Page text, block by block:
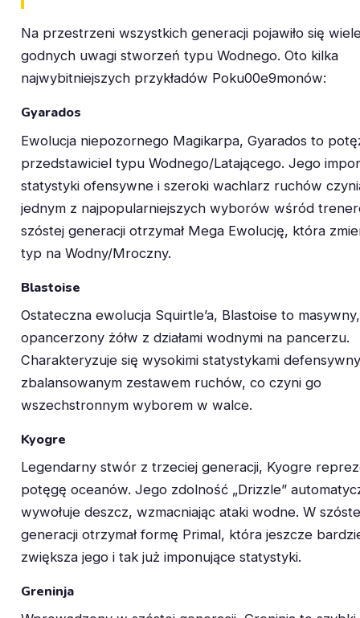
Na przestrzeni wszystkich generacji pojawiło się
godnych uwagi stworzeń typu Wodnego. Oto kilka
najwybitniejszych przykładów Poku00e9monów:
Gyarados
Ewolucja niepozornego Magikarpa, Gyarados to
przedstawiciel typu Wodnego/Latającego. Jego
statystyki ofensywne i szeroki wachlarz ruchów
jednym z najpopularniejszych wyborów wśród
szóstej generacji otrzymał Mega Ewolucję, która
typ na Wodny/Mroczny.
Blastoise
Ostateczna ewolucja Squirtle’a, Blastoise to masywny,
opancerzony żółw z działami wodnymi na pancerzu.
Charakteryzuje się wysokimi statystykami
zbalansowanym zestawem ruchów, co czyni go
wszechstronnym wyborem w walce.
Kyogre
Legendarny stwór z trzeciej generacji, Kyogre
potęgę oceanów. Jego zdolność „Drizzle”
wywołuje deszcz, wzmacniając ataki wodne. W
generacji otrzymał formę Primal, która jeszcze
zwiększa jego i tak już imponujące statystyki.
Greninja